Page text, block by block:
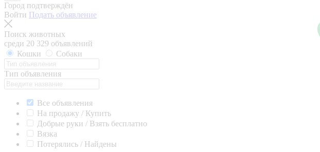
Город подтверждён
Войти Подать объявление
Поиск животных
среди 20 329 объявлений
Кошки
Собаки
Тип объявления
Все объявления
На продажу / Купить
Добрые руки / Взять бесплатно
Вязка
Потерялись / Найдены